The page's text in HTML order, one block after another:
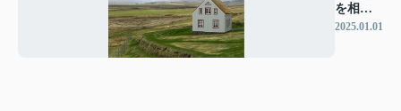
を相続
する方
2025.01.01